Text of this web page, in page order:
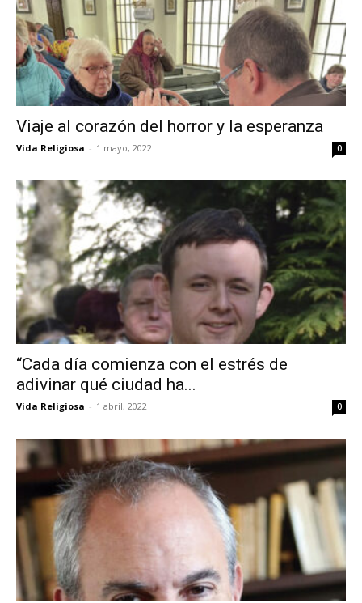
Viaje al corazón del horror y la esperanza
Vida Religiosa - 1 mayo, 2022 0
“Cada día comienza con el estrés de
adivinar qué ciudad ha...
Vida Religiosa - 1 abril, 2022 0